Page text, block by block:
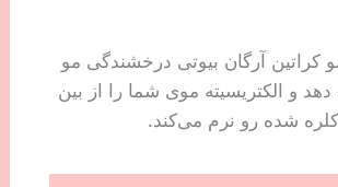
کراتین آرگان بیوتی درخشندگی مو
و الکتریسیته موی شما را از بین
شده رو نرم می‌کند.